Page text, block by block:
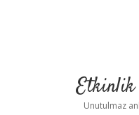
Unutulmaz